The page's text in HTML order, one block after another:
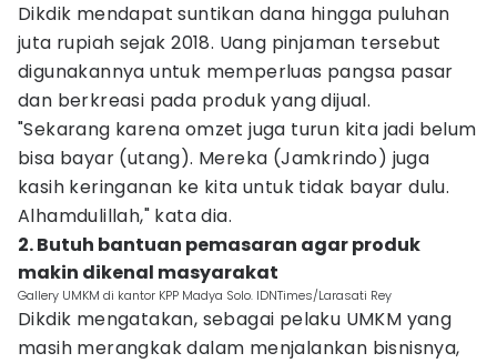
Dikdik mendapat suntikan dana hingga puluhan
juta rupiah sejak 2018. Uang pinjaman tersebut
digunakannya untuk memperluas pangsa pasar
dan berkreasi pada produk yang dijual.
"Sekarang karena omzet juga turun kita jadi belum
bisa bayar (utang). Mereka (Jamkrindo) juga
kasih keringanan ke kita untuk tidak bayar dulu.
Alhamdulillah," kata dia.
2. Butuh bantuan pemasaran agar produk
makin dikenal masyarakat
Gallery UMKM di kantor KPP Madya Solo. IDNTimes/Larasati Rey
Dikdik mengatakan, sebagai pelaku UMKM yang
masih merangkak dalam menjalankan bisnisnya,